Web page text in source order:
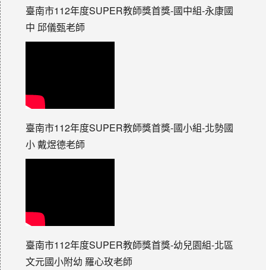
臺南市112年度SUPER教師獎首獎-國中組-永康國
中 邱儀甄老師
臺南市112年度SUPER教師獎首獎-國小組-北勢國
小 戴煜德老師
臺南市112年度SUPER教師獎首獎-幼兒園組-北區
文元國小附幼 羅心玫老師